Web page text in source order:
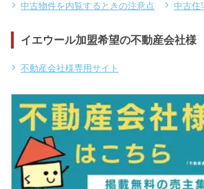
中古物件を内覧するときの注意点 中古住
イエウール加盟希望の不動産会社様
不動産会社様専用サイト